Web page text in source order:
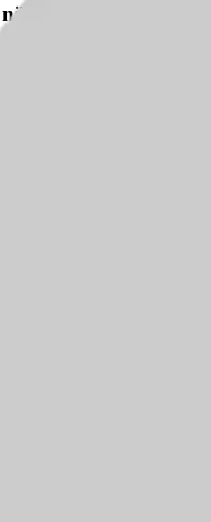
Karriereschritt
sich persönlich bei dir
in einem Team mit zwei
für uns selbstverständlich
und Oralchirurgie
auszubauen.
Voraussetzungen für